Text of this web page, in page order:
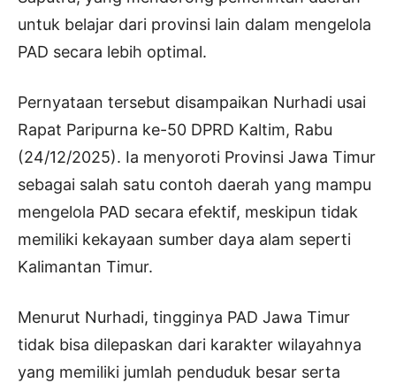
untuk belajar dari provinsi lain dalam mengelola
PAD secara lebih optimal.
Pernyataan tersebut disampaikan Nurhadi usai
Rapat Paripurna ke-50 DPRD Kaltim, Rabu
(24/12/2025). Ia menyoroti Provinsi Jawa Timur
sebagai salah satu contoh daerah yang mampu
mengelola PAD secara efektif, meskipun tidak
memiliki kekayaan sumber daya alam seperti
Kalimantan Timur.
Menurut Nurhadi, tingginya PAD Jawa Timur
tidak bisa dilepaskan dari karakter wilayahnya
yang memiliki jumlah penduduk besar serta